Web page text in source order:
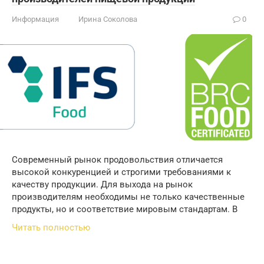
Информация Ирина Соколова 0
Современный рынок продовольствия отличается
высокой конкуренцией и строгими требованиями к
качеству продукции. Для выхода на рынок
производителям необходимы не только качественные
продукты, но и соответствие мировым стандартам. В
Читать полностью